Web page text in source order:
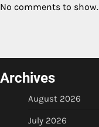
No comments to show.
Archives
August 2026
July 2026